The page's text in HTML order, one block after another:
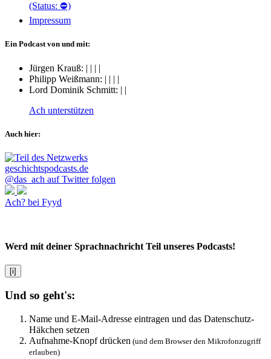
(Status: ⛔)
Impressum
Ein Podcast von und mit:
Jürgen Krauß: | | | |
Philipp Weißmann: | | | |
Lord Dominik Schmitt: | |
Ach unterstützen
Auch hier:
@das_ach auf Twitter folgen
Ach? bei Fyyd
Werd mit deiner Sprachnachricht Teil unseres Podcasts!
[i]
Und so geht's:
Name und E-Mail-Adresse eintragen und das Datenschutz-
Häkchen setzen
Aufnahme-Knopf drücken (und dem Browser den Mikrofonzugriff
erlauben)